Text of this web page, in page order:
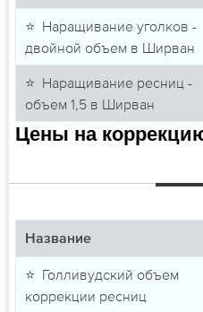
⭐ Наращивание уголков -
двойной объем в Ширван
⭐ Наращивание ресниц -
объем 1,5 в Ширван
Цены на
Название
⭐ Голливудский объем
коррекции ресниц